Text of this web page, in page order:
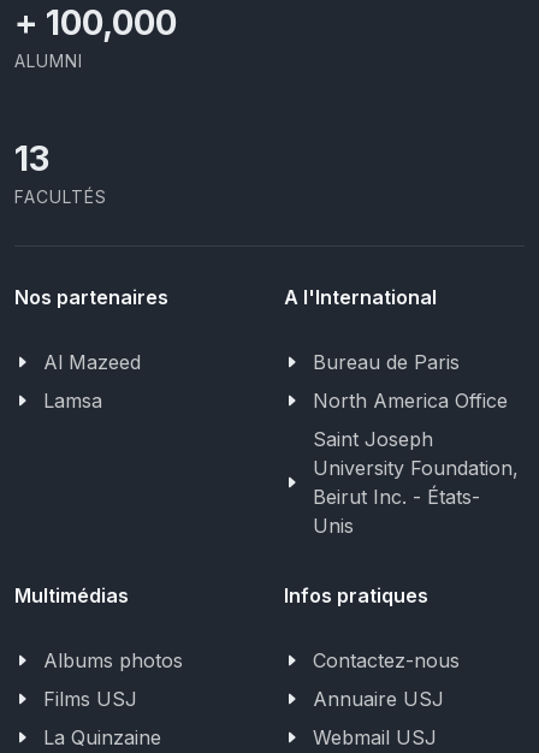
+ 100,000
ALUMNI
13
FACULTÉS
Nos partenaires
Al Mazeed
Lamsa
A l'International
Bureau de Paris
North America Office
Saint Joseph
University Foundation,
Beirut Inc. - États-
Unis
Multimédias
Albums photos
Films USJ
La Quinzaine
Infos pratiques
Contactez-nous
Annuaire USJ
Webmail USJ